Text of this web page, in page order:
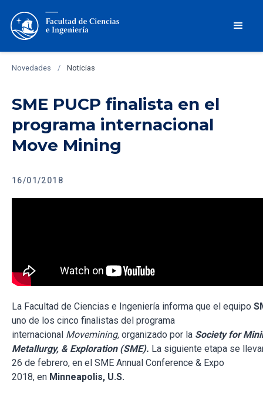
Novedades / Noticias
SME PUCP finalista en el
programa internacional
Move Mining
16/01/2018
La Facultad de Ciencias e Ingeniería informa que el equipo
uno de los cinco finalistas del programa
internacional Movemining, organizado por la Society for
Metallurgy, & Exploration (SME). La siguiente etapa se
26 de febrero, en el SME Annual Conference & Expo
2018, en Minneapolis, U.S.